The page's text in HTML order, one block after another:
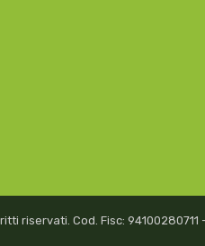
riservati. Cod. Fisc: 94100280711